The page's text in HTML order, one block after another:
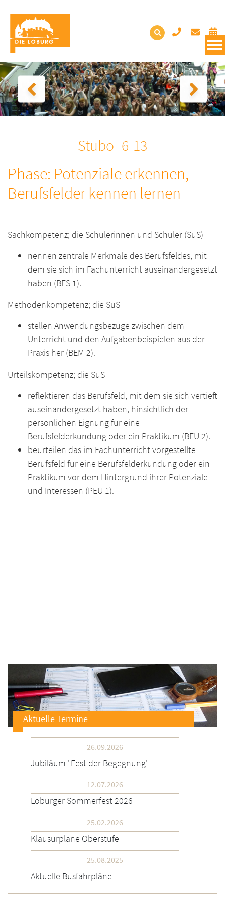
Stubo_6-13
Phase: Potenziale erkennen,
Berufsfelder kennen lernen
Sachkompetenz; die Schülerinnen und Schüler (SuS)
nennen zentrale Merkmale des Berufsfeldes, mit
dem sie sich im Fachunterricht auseinandergesetzt
haben (BES 1).
Methodenkompetenz; die SuS
stellen Anwendungsbezüge zwischen dem
Unterricht und den Aufgabenbeispielen aus der
Praxis her (BEM 2).
Urteilskompetenz; die SuS
reflektieren das Berufsfeld, mit dem sie sich vertieft
auseinandergesetzt haben, hinsichtlich der
persönlichen Eignung für eine
Berufsfelderkundung oder ein Praktikum (BEU 2).
beurteilen das im Fachunterricht vorgestellte
Berufsfeld für eine Berufsfelderkundung oder ein
Praktikum vor dem Hintergrund ihrer Potenziale
und Interessen (PEU 1).
Aktuelle Termine
26.09.2026
Jubiläum "Fest der Begegnung"
12.07.2026
Loburger Sommerfest 2026
25.02.2026
Klausurpläne Oberstufe
25.08.2025
Aktuelle Busfahrpläne